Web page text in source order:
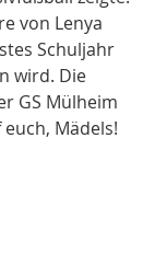
von Lenya
Schuljahr
wird. Die
GS Mülheim
Mädels!